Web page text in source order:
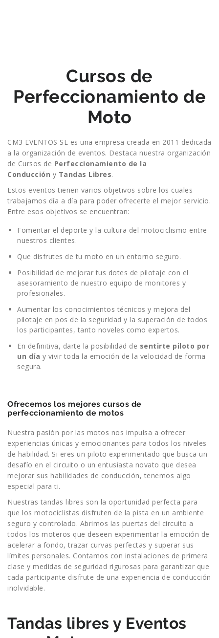
Cursos de
Perfeccionamiento de
Moto
CM3 EVENTOS SL es una empresa creada en 2011 dedicada
a la organización de eventos. Destaca nuestra organización
de Cursos de Perfeccionamiento de la
Conducción y Tandas Libres.
Estos eventos tienen varios objetivos sobre los cuales
trabajamos día a día para poder ofrecerte el mejor servicio.
Entre esos objetivos se encuentran:
Fomentar el deporte y la cultura del motociclismo entre
nuestros clientes.
Que disfrutes de tu moto en un entorno seguro.
Posibilidad de mejorar tus dotes de pilotaje con el
asesoramiento de nuestro equipo de monitores y
profesionales.
Aumentar los conocimientos técnicos y mejora del
pilotaje en pos de la seguridad y la superación de todos
los participantes, tanto noveles como expertos.
En definitiva, darte la posibilidad de sentirte piloto por
un día y vivir toda la emoción de la velocidad de forma
segura.
Ofrecemos los mejores cursos de
perfeccionamiento de motos
Nuestra pasión por las motos nos impulsa a ofrecer
experiencias únicas y emocionantes para todos los niveles
de habilidad. Si eres un piloto experimentado que busca un
desafío en el circuito o un entusiasta novato que desea
mejorar sus habilidades de conducción, tenemos algo
especial para ti.
Nuestras tandas libres son la oportunidad perfecta para
que los motociclistas disfruten de la pista en un ambiente
seguro y controlado. Abrimos las puertas del circuito a
todos los moteros que deseen experimentar la emoción de
acelerar a fondo, trazar curvas perfectas y superar sus
límites personales. Contamos con instalaciones de primera
clase y medidas de seguridad rigurosas para garantizar que
cada participante disfrute de una experiencia de conducción
inolvidable.
Tandas libres y Eventos